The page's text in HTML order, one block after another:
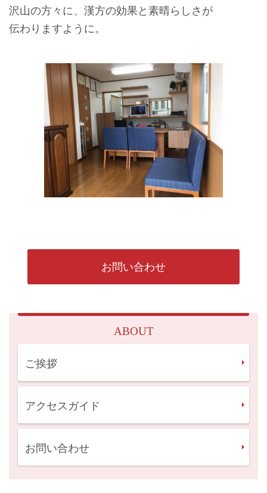
〈年末年始のお知らせ〉 12/27(土)〜1/5(月)までお休みさせ
て頂きます。
2025.08.01
≪お盆休みのお知らせ≫ 8/9(土)～8/18(月)までお休みさせて
頂きます。
2025.06.21
誠に勝手ながら、本日は都合により閉局させて頂きます。
2025.06.04
誠に勝手ながら、本日は都合により閉局させて頂きます。
誠に勝手ながら、4/9(水)は都合により閉局させて頂きます。
〈年末年始のお知らせ〉 12/27(金)〜1/6(月)までお休みさせ
誠に勝手ながら、本日は都合により閉局させて頂きます。
誠に勝手ながら、11/21木曜日は都合により閉局させて頂き
ます。
沢山の方々に、漢方の効果と素晴らしさが
伝わりますように。
お問い合わせ
ABOUT
ご挨拶
アクセスガイド
お問い合わせ